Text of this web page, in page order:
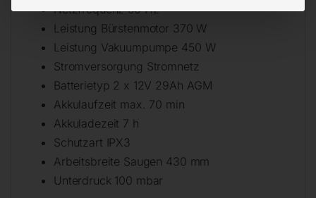
Netzfrequenz 50 Hz
Leistung Bürstenmotor 370 W
Leistung Vakuumpumpe 450 W
Stromversorgung Stromnetz
Batterietyp 2 x 12V 29Ah AGM
Akkulaufzeit max. 70 min
Akkuladezeit 7 h
Schutzart IPX3
Arbeitsbreite Saugen 430 mm
Unterdruck 100 mbar